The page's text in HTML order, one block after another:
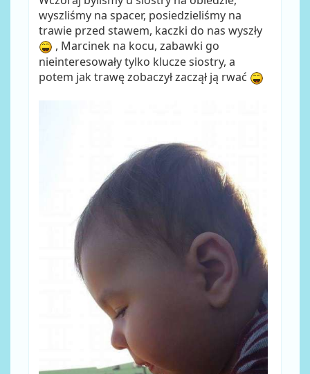
wyszliśmy na spacer, posiedzieliśmy na
trawie przed stawem, kaczki do nas wyszły
, Marcinek na kocu, zabawki go
nieinteresowały tylko klucze siostry, a
potem jak trawę zobaczył zaczął ją rwać